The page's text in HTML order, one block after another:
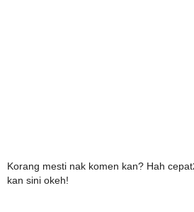
Korang mesti nak komen kan? Hah
kan sini okeh!